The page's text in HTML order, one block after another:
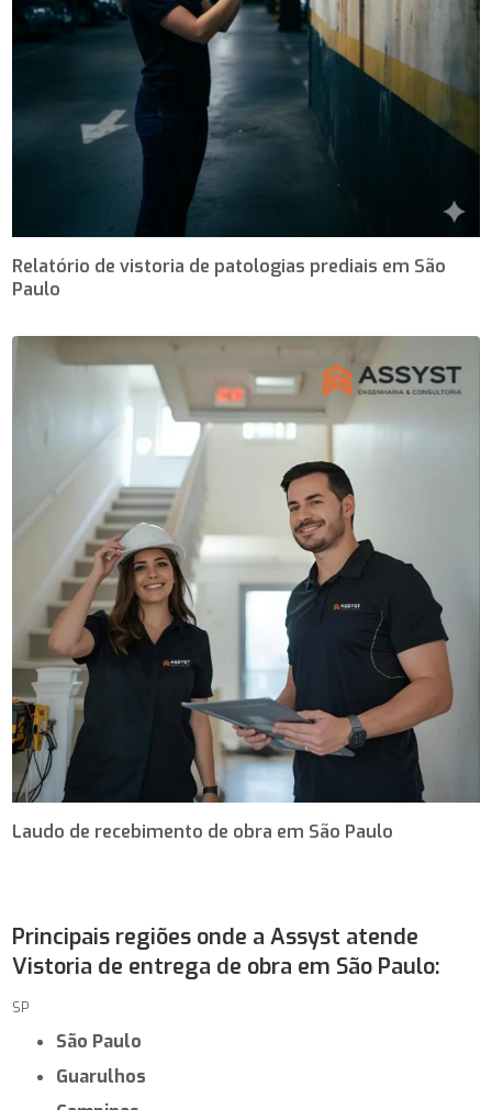
Relatório de vistoria de patologias prediais em São
Paulo
Laudo de recebimento de obra em São Paulo
Principais regiões onde a Assyst atende
Vistoria de entrega de obra em São Paulo:
SP
São Paulo
Guarulhos